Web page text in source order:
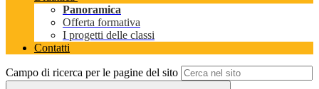
Panoramica
Offerta formativa
I progetti delle classi
Contatti
Campo di ricerca per le pagine del sito